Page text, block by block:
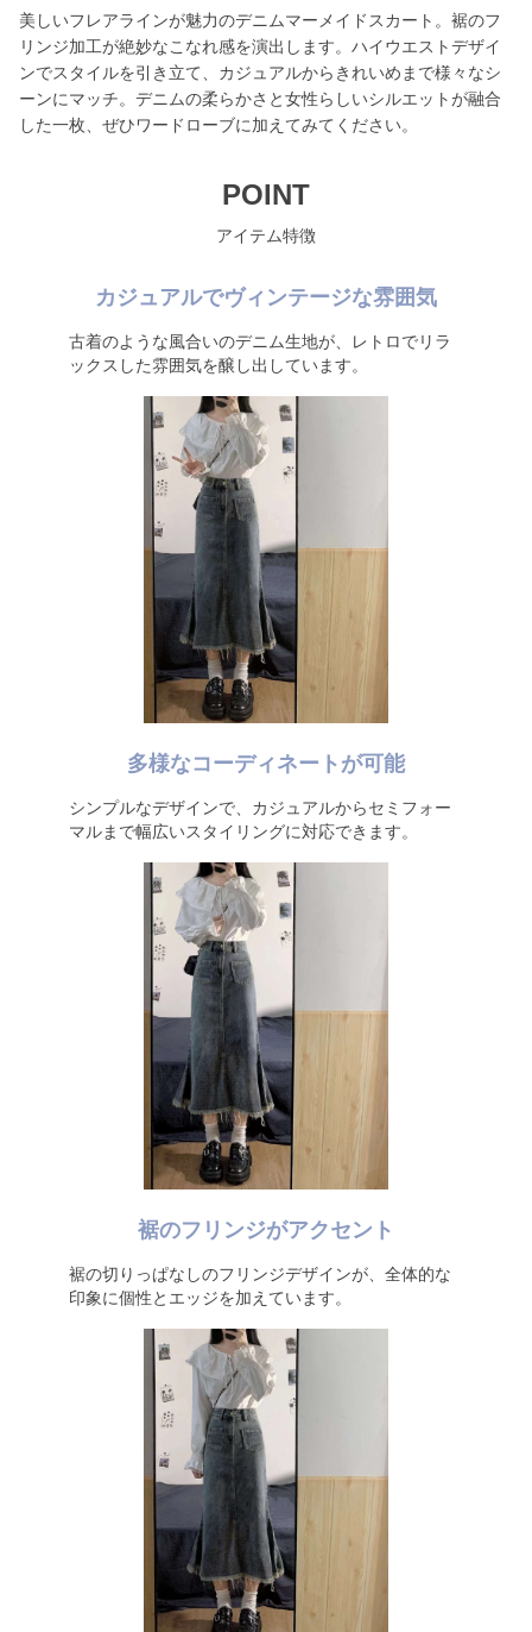
美しいフレアラインが魅力のデニムマーメイドスカート。裾のフ
リンジ加工が絶妙なこなれ感を演出します。ハイウエストデザイ
ンでスタイルを引き立て、カジュアルからきれいめまで様々なシ
ーンにマッチ。デニムの柔らかさと女性らしいシルエットが融合
した一枚、ぜひワードローブに加えてみてください。
POINT
アイテム特徴
カジュアルでヴィンテージな雰囲気
古着のような風合いのデニム生地が、レトロでリラ
ックスした雰囲気を醸し出しています。
多様なコーディネートが可能
シンプルなデザインで、カジュアルからセミフォー
マルまで幅広いスタイリングに対応できます。
裾のフリンジがアクセント
裾の切りっぱなしのフリンジデザインが、全体的な
印象に個性とエッジを加えています。